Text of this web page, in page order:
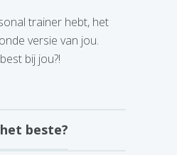
trainer hebt, het
versie van jou.
bij jou?!
beste?